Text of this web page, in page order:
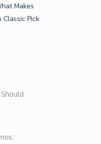
Makes
Pick